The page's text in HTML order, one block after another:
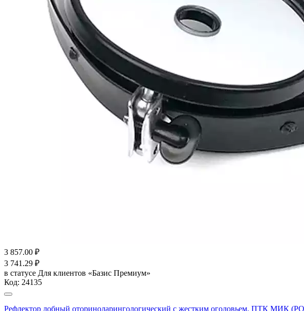
3 857.00 ₽
3 741.29 ₽
в статусе Для клиентов «Базис Премиум»
Код: 24135
Рефлектор лобный оториноларингологический с жестким оголовьем, ПТК МИК